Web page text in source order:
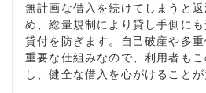
無計画な借入を続けてしまうと
め、総量規制により貸し手側に
貸付を防ぎます。自己破産や多
重要な仕組みなので、利用者も
し、健全な借入を心がけることが